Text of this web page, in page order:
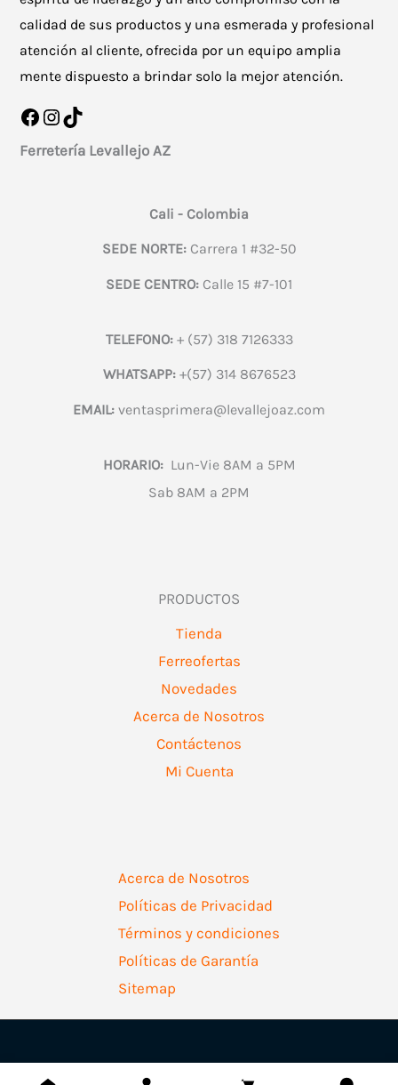
calidad de sus productos y una esmerada y profesional
atención al cliente, ofrecida por un equipo amplia
mente dispuesto a brindar solo la mejor atención.
Facebook
Instagram
TikTok
Ferretería Levallejo AZ
Cali - Colombia
SEDE NORTE:Carrera 1 #32-50
SEDE CENTRO: Calle 15 #7-101
TELEFONO:+ (57) 318 7126333
WHATSAPP:+(57) 314 8676523
EMAIL: ventasprimera@levallejoaz.com
HORARIO:Lun-Vie 8AM a 5PM
Sab 8AM a 2PM
PRODUCTOS
Tienda
Ferreofertas
Novedades
Acerca de Nosotros
Contáctenos
Mi Cuenta
Acerca de Nosotros
Políticas de Privacidad
Términos y condiciones
Políticas de Garantía
Sitemap